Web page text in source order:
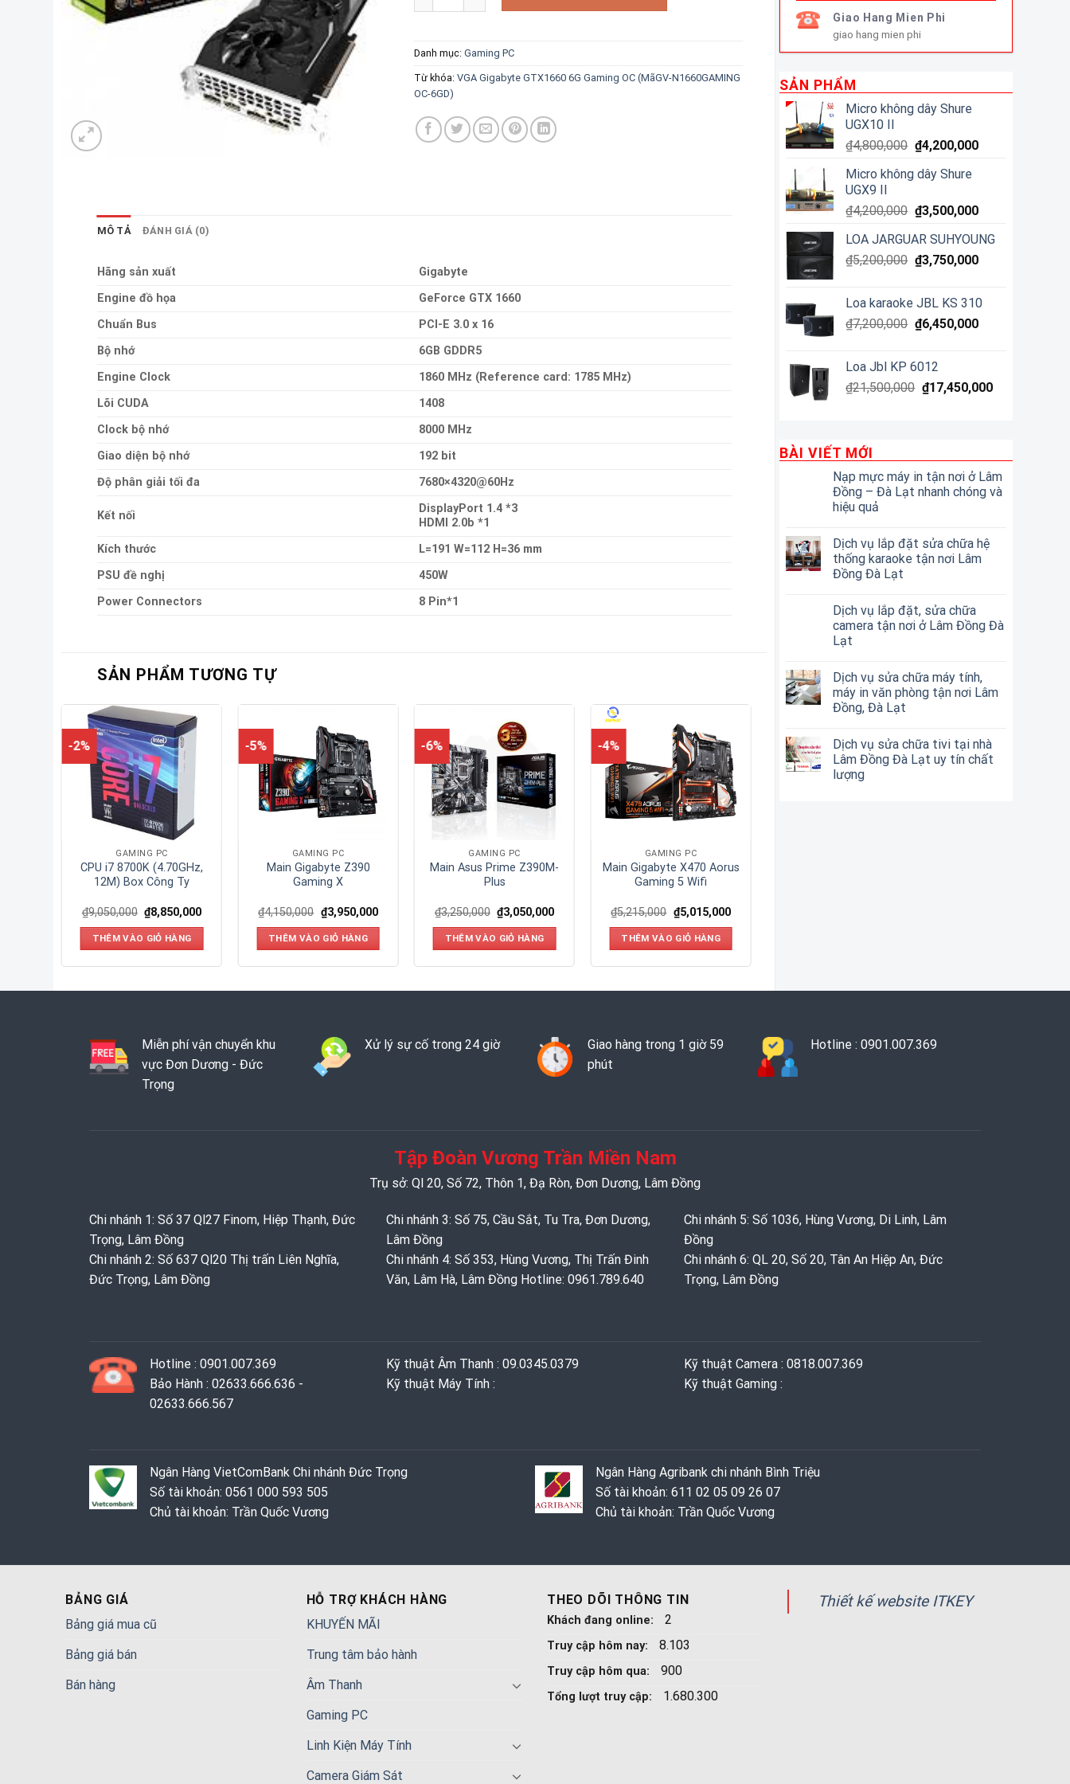
Giao Hang Mien Phi
giao hang mien phi
SẢN PHẨM
Micro không dây Shure
UGX10 II
₫4,800,000 ₫4,200,000
Micro không dây Shure
UGX9 II
₫4,200,000 ₫3,500,000
LOA JARGUAR SUHYOUNG
₫5,200,000 ₫3,750,000
Loa karaoke JBL KS 310
₫7,200,000 ₫6,450,000
Loa Jbl KP 6012
₫21,500,000 ₫17,450,000
BÀI VIẾT MỚI
Nạp mực máy in tận nơi ở Lâm
Đồng – Đà Lạt nhanh chóng và
hiệu quả
Dịch vụ lắp đặt sửa chữa hệ
thống karaoke tận nơi Lâm
Đồng Đà Lạt
Dịch vụ lắp đặt, sửa chữa
camera tận nơi ở Lâm Đồng Đà
Lạt
Dịch vụ sửa chữa máy tính,
máy in văn phòng tận nơi Lâm
Đồng, Đà Lạt
Dịch vụ sửa chữa tivi tại nhà
Lâm Đồng Đà Lạt uy tín chất
lượng
Danh mục:Gaming PC
Từ khóa:VGA Gigabyte GTX1660 6G Gaming OC (MãGV-N1660GAMING
OC-6GD)
MÔ TẢ ĐÁNH GIÁ (0)
Hãng sản xuất
Gigabyte
Engine đồ họa
GeForce GTX 1660
Chuẩn Bus
PCI-E 3.0 x 16
Bộ nhớ
6GB GDDR5
Engine Clock
1860 MHz (Reference card: 1785 MHz)
Lõi CUDA
1408
Clock bộ nhớ
8000 MHz
Giao diện bộ nhớ
192 bit
Độ phân giải tối đa
7680×4320@60Hz
Kết nối
DisplayPort 1.4 *3
HDMI 2.0b *1
Kích thước
L=191 W=112 H=36 mm
PSU đề nghị
450W
Power Connectors
8 Pin*1
SẢN PHẨM TƯƠNG TỰ
-2%
GAMING PC
CPU i7 8700K (4.70GHz,
12M) Box Công Ty
₫9,050,000 ₫8,850,000
THÊM VÀO GIỎ HÀNG
-5%
GAMING PC
Main Gigabyte Z390
Gaming X
₫4,150,000 ₫3,950,000
THÊM VÀO GIỎ HÀNG
-6%
GAMING PC
Main Asus Prime Z390M-
Plus
₫3,250,000 ₫3,050,000
THÊM VÀO GIỎ HÀNG
-4%
GAMING PC
Main Gigabyte X470 Aorus
Gaming 5 Wifi
₫5,215,000 ₫5,015,000
THÊM VÀO GIỎ HÀNG
Miễn phí vận chuyển khu
vực Đơn Dương - Đức
Trọng
Xử lý sự cố trong 24 giờ
Giao hàng trong 1 giờ 59
phút
Hotline : 0901.007.369
Tập Đoàn Vương Trần Miền Nam
Trụ sở: Ql 20, Số 72, Thôn 1, Đạ Ròn, Đơn Dương, Lâm Đồng
Chi nhánh 1: Số 37 Ql27 Finom, Hiệp Thạnh, Đức
Trọng, Lâm Đồng
Chi nhánh 2: Số 637 Ql20 Thị trấn Liên Nghĩa,
Đức Trọng, Lâm Đồng
Chi nhánh 3: Số 75, Cầu Sắt, Tu Tra, Đơn Dương,
Lâm Đồng
Chi nhánh 4: Số 353, Hùng Vương, Thị Trấn Đinh
Văn, Lâm Hà, Lâm Đồng Hotline: 0961.789.640
Chi nhánh 5: Số 1036, Hùng Vương, Di Linh, Lâm
Đồng
Chi nhánh 6: QL 20, Số 20, Tân An Hiệp An, Đức
Trọng, Lâm Đồng
Hotline : 0901.007.369
Bảo Hành : 02633.666.636 -
02633.666.567
Kỹ thuật Âm Thanh : 09.0345.0379
Kỹ thuật Máy Tính :
Kỹ thuật Camera : 0818.007.369
Kỹ thuật Gaming ‭: ‬
Ngân Hàng VietComBank Chi nhánh Đức Trọng
Số tài khoản: 0561 000 593 505
Chủ tài khoản: Trần Quốc Vương
Ngân Hàng Agribank chi nhánh Bình Triệu
Số tài khoản: 611 02 05 09 26 07
Chủ tài khoản: Trần Quốc Vương
BẢNG GIÁ
Bảng giá mua cũ
Bảng giá bán
Bán hàng
HỖ TRỢ KHÁCH HÀNG
KHUYẾN MÃI
Trung tâm bảo hành
Âm Thanh
Gaming PC
Linh Kiện Máy Tính
Camera Giám Sát
THEO DÕI THÔNG TIN
Khách đang online: 2
Truy cập hôm nay: 8.103
Truy cập hôm qua: 900
Tổng lượt truy cập: 1.680.300
Thiết kế website ITKEY